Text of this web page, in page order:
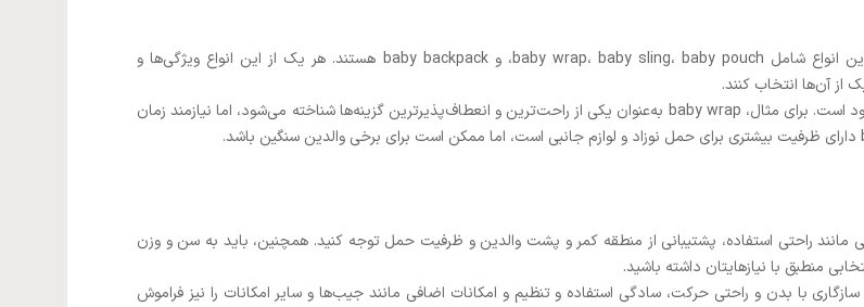
انواع آغوشی شامل انواع مختلفی از این وسیله حمل نوزادان می‌شود. این انواع شامل baby wrap، baby sling، baby pouch، و baby backpack هستند. هر یک از این انواع ویژگی‌ها و
از آن‌ها انتخاب کنند.
البته در نظر داشته باشید که هر نوع آغوشی دارای مزایا و معایب خاص خود است. برای مثال، baby wrap به‌عنوان یکی از راحت‌ترین و انعطاف‌پذیرترین گزینه‌ها شناخته می‌شود، اما نیازمند زمان
مانند راحتی استفاده، پشتیبانی از منطقه کمر و پشت والدین و ظرفیت حمل توجه کنید. همچنین، باید به سن و وزن
منطبق با نیازهایتان داشته باشید.
با بدن و راحتی حرکت، سادگی استفاده و تنظیم و امکانات اضافی مانند جیب‌ها و سایر امکانات را نیز فراموش